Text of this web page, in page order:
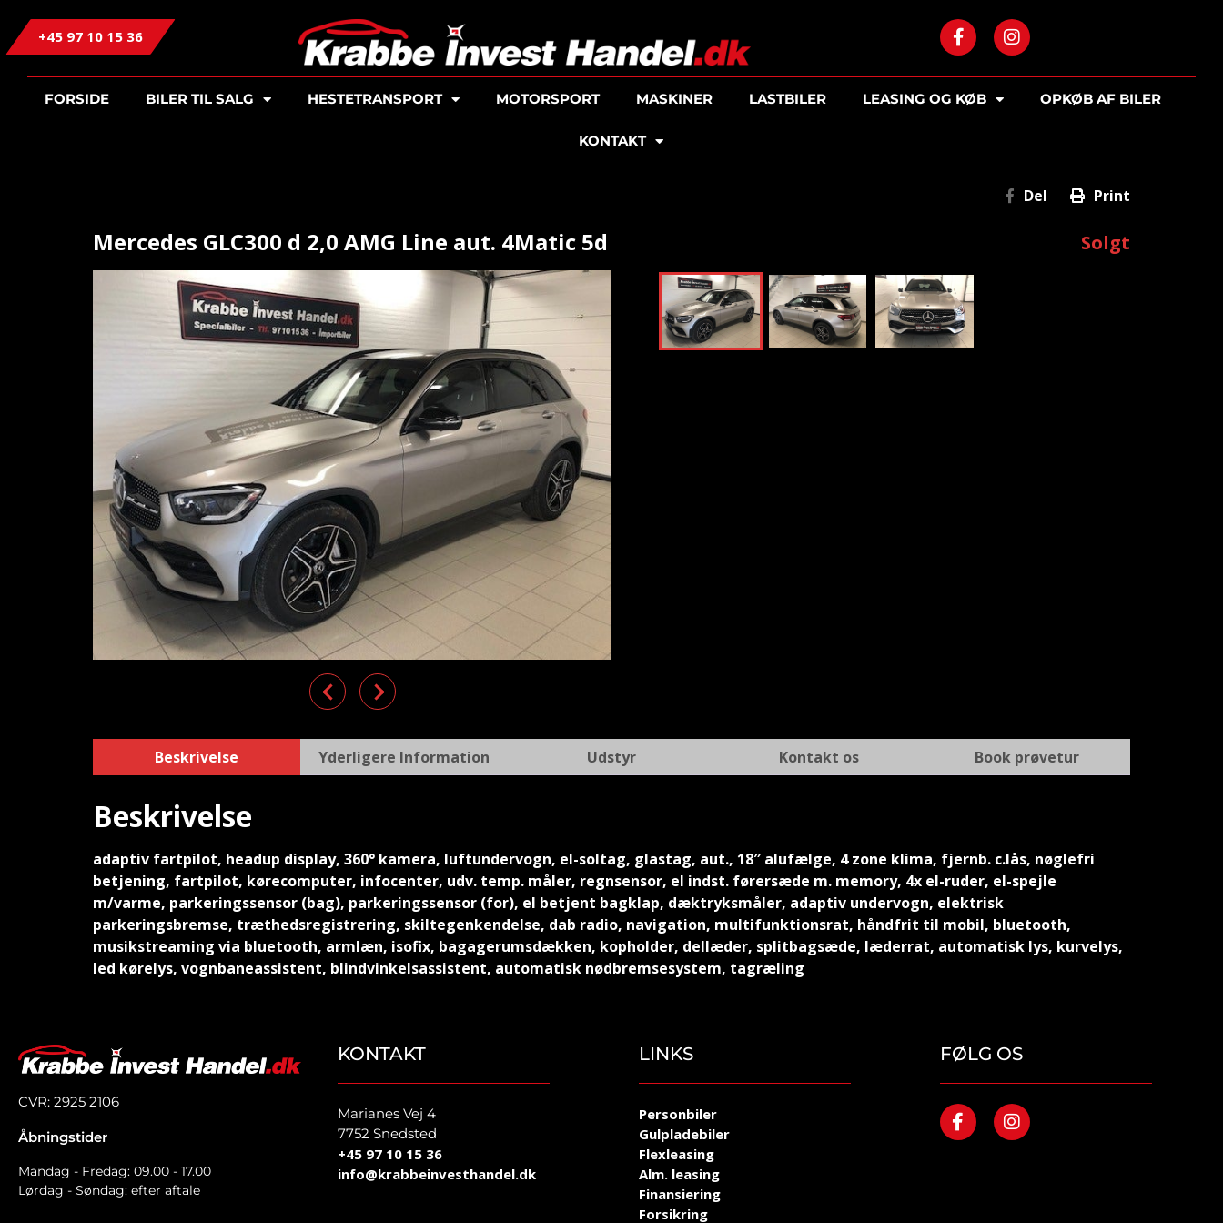
+45 97 10 15 36
FORSIDE BILER TIL SALG HESTETRANSPORT MOTORSPORT MASKINER LASTBILER LEASING OG KØB OPKØB AF BILER
KONTAKT
Del Print
Mercedes GLC300 d 2,0 AMG Line aut. 4Matic 5d Solgt
Previous
Next
Beskrivelse Yderligere Information Udstyr Kontakt os Book prøvetur
Beskrivelse
adaptiv fartpilot, headup display, 360° kamera, luftundervogn, el-soltag, glastag, aut., 18″ alufælge, 4 zone klima, fjernb. c.lås, nøglefri
betjening, fartpilot, kørecomputer, infocenter, udv. temp. måler, regnsensor, el indst. førersæde m. memory, 4x el-ruder, el-spejle
m/varme, parkeringssensor (bag), parkeringssensor (for), el betjent bagklap, dæktryksmåler, adaptiv undervogn, elektrisk
parkeringsbremse, træthedsregistrering, skiltegenkendelse, dab radio, navigation, multifunktionsrat, håndfrit til mobil, bluetooth,
musikstreaming via bluetooth, armlæn, isofix, bagagerumsdækken, kopholder, dellæder, splitbagsæde, læderrat, automatisk lys, kurvelys,
led kørelys, vognbaneassistent, blindvinkelsassistent, automatisk nødbremsesystem, tagræling
CVR: 2925 2106
Åbningstider
Mandag - Fredag: 09.00 - 17.00
Lørdag - Søndag: efter aftale
KONTAKT
Marianes Vej 4
7752 Snedsted
+45 97 10 15 36
info@krabbeinvesthandel.dk
LINKS
Personbiler
Gulpladebiler
Flexleasing
Alm. leasing
Finansiering
Forsikring
FØLG OS